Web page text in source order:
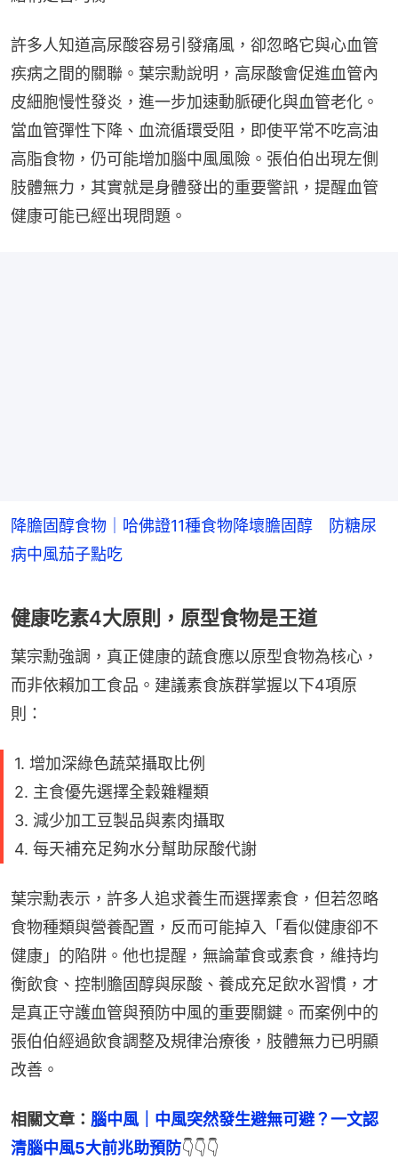
許多人知道高尿酸容易引發痛風，卻忽略它與心血管
疾病之間的關聯。葉宗勳說明，高尿酸會促進血管內
皮細胞慢性發炎，進一步加速動脈硬化與血管老化。
當血管彈性下降、血流循環受阻，即使平常不吃高油
高脂食物，仍可能增加腦中風風險。張伯伯出現左側
肢體無力，其實就是身體發出的重要警訊，提醒血管
健康可能已經出現問題。
降膽固醇食物｜哈佛證11種食物降壞膽固醇 防糖尿
病中風茄子點吃
健康吃素4大原則，原型食物是王道
葉宗勳強調，真正健康的蔬食應以原型食物為核心，
而非依賴加工食品。建議素食族群掌握以下4項原
則：
1. 增加深綠色蔬菜攝取比例
2. 主食優先選擇全穀雜糧類
3. 減少加工豆製品與素肉攝取
4. 每天補充足夠水分幫助尿酸代謝
葉宗勳表示，許多人追求養生而選擇素食，但若忽略
食物種類與營養配置，反而可能掉入「看似健康卻不
健康」的陷阱。他也提醒，無論葷食或素食，維持均
衡飲食、控制膽固醇與尿酸、養成充足飲水習慣，才
是真正守護血管與預防中風的重要關鍵。而案例中的
張伯伯經過飲食調整及規律治療後，肢體無力已明顯
改善。
相關文章： 腦中風｜中風突然發生避無可避？一文認
清腦中風5大前兆助預防👇👇👇